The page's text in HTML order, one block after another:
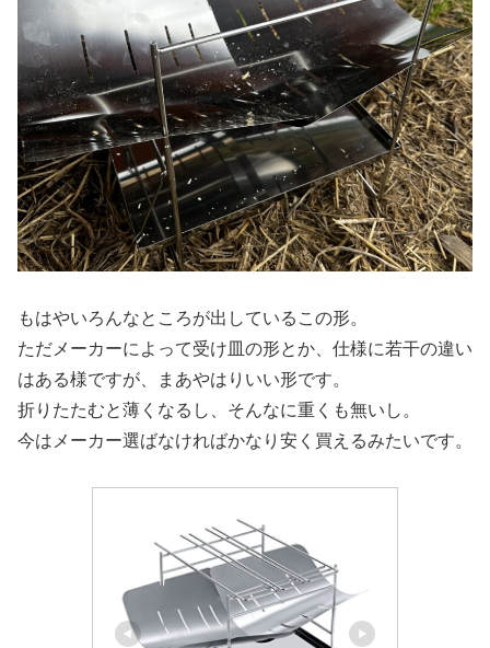
もはやいろんなところが出しているこの形。
ただメーカーによって受け皿の形とか、仕様に若干の違い
はある様ですが、まあやはりいい形です。
折りたたむと薄くなるし、そんなに重くも無いし。
今はメーカー選ばなければかなり安く買えるみたいです。